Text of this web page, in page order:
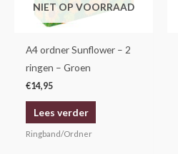
NIET OP VOORRAAD
A4 ordner Sunflower – 2
ringen – Groen
€14,95
Lees verder
Ringband/Ordner